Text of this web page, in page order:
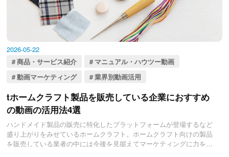
2026-05-22
商品・サービス紹介
マニュアル・ハウツー動画
動画マーケティング
業界別動画活用
tホームクラフト製品を販売している企業におすすめ
の動画の活用法4選
ハンドメイド製品の販売に特化したプラットフォームが登場するなど
盛り上がりをみせているホームクラフト。ホームクラフト向けの製品
を販売している業者の中には今後を見据えてマーケティングに力を入